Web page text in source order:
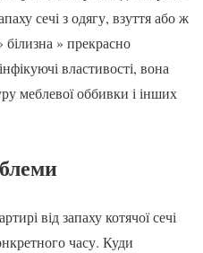
сечі з одягу, взуття або ж
» прекрасно
властивості, вона
меблевої оббивки і інших
від запаху котячої сечі
часу. Куди